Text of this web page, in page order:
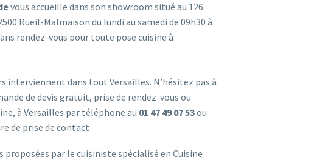
vous accueille dans son showroom situé au 126
Rueil-Malmaison du lundi au samedi de 09h30 à
rendez-vous pour toute pose cuisine à
interviennent dans tout Versailles. N’hésitez pas à
de devis gratuit, prise de rendez-vous ou
à Versailles par téléphone au 01 47 49 07 53ou
de prise de contact
proposées par le cuisiniste spécialisé en Cuisine